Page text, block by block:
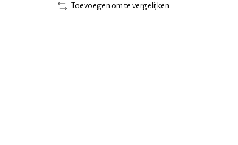
Toevoegen om te vergelijken